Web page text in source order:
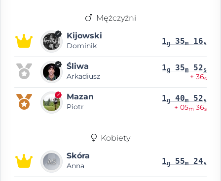
Mężczyźni
Kijowski
Dominik 1g 35m 16s
Śliwa
Arkadiusz
1g 35m 52s
+ 36s
Mazan
Piotr
1g 40m 52s
+ 05m 36s
Kobiety
Skóra
Anna 1g 55m 24s